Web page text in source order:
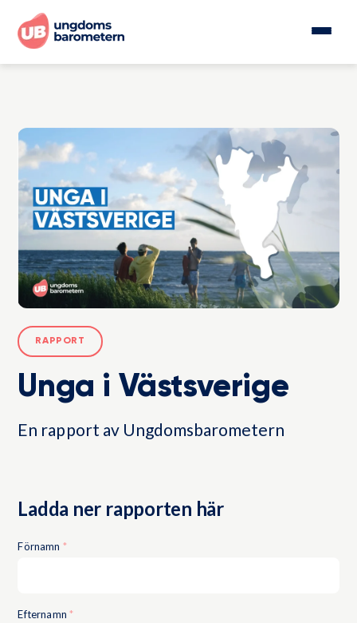
RAPPORT
Unga i Västsverige
En rapport av Ungdomsbarometern
Ladda ner rapporten här
Förnamn *
Efternamn *